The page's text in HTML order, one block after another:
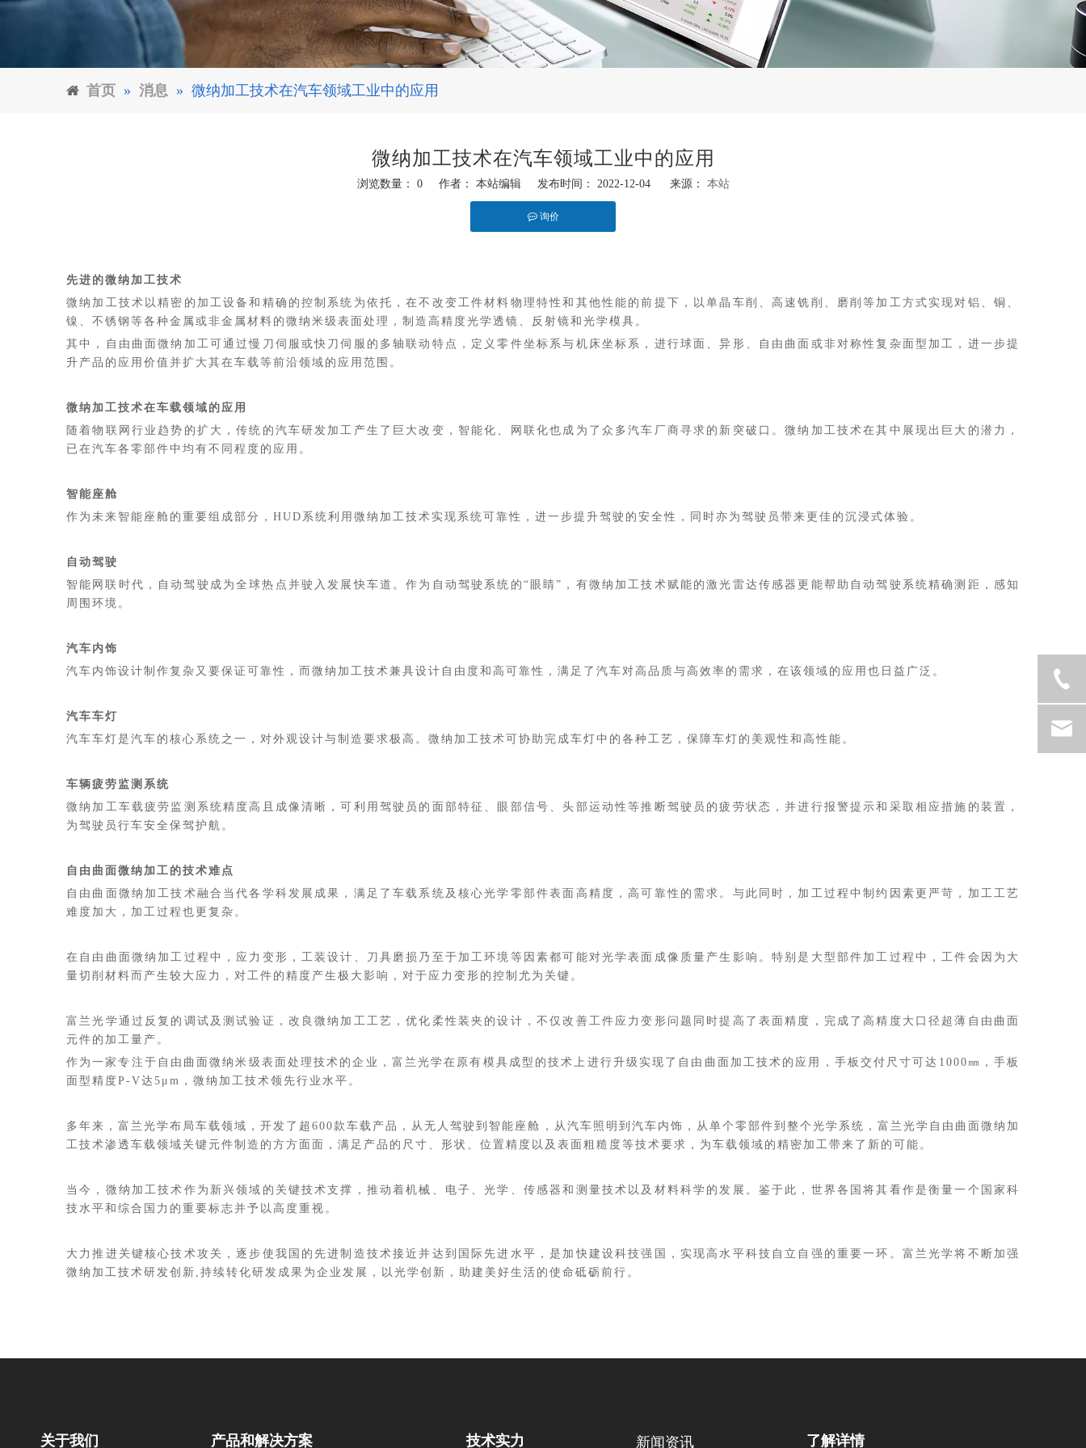
首页 » 消息 » 微纳加工技术在汽车领域工业中的应用
微纳加工技术在汽车领域工业中的应用
浏览数量： 0作者： 本站编辑 发布时间： 2022-12-04 来源： 本站
询价
先进的微纳加工技术
微纳加工技术以精密的加工设备和精确的控制系统为依托，在不改变工件材料物理特性和其他性能的前提下，以单晶车削、高速铣削、磨削等加工方式实现对铝、铜、
镍、不锈钢等各种金属或非金属材料的微纳米级表面处理，制造高精度光学透镜、反射镜和光学模具。
其中，自由曲面微纳加工可通过慢刀伺服或快刀伺服的多轴联动特点，定义零件坐标系与机床坐标系，进行球面、异形、自由曲面或非对称性复杂面型加工，进一步提
升产品的应用价值并扩大其在车载等前沿领域的应用范围。
微纳加工技术在车载领域的应用
随着物联网行业趋势的扩大，传统的汽车研发加工产生了巨大改变，智能化、网联化也成为了众多汽车厂商寻求的新突破口。微纳加工技术在其中展现出巨大的潜力，
已在汽车各零部件中均有不同程度的应用。
智能座舱
作为未来智能座舱的重要组成部分，HUD系统利用微纳加工技术实现系统可靠性，进一步提升驾驶的安全性，同时亦为驾驶员带来更佳的沉浸式体验。
自动驾驶
智能网联时代，自动驾驶成为全球热点并驶入发展快车道。作为自动驾驶系统的“眼睛”，有微纳加工技术赋能的激光雷达传感器更能帮助自动驾驶系统精确测距，感知
周围环境。
汽车内饰
汽车内饰设计制作复杂又要保证可靠性，而微纳加工技术兼具设计自由度和高可靠性，满足了汽车对高品质与高效率的需求，在该领域的应用也日益广泛。
汽车车灯
汽车车灯是汽车的核心系统之一，对外观设计与制造要求极高。微纳加工技术可协助完成车灯中的各种工艺，保障车灯的美观性和高性能。
车辆疲劳监测系统
微纳加工车载疲劳监测系统精度高且成像清晰，可利用驾驶员的面部特征、眼部信号、头部运动性等推断驾驶员的疲劳状态，并进行报警提示和采取相应措施的装置，
为驾驶员行车安全保驾护航。
自由曲面微纳加工的技术难点
自由曲面微纳加工技术融合当代各学科发展成果，满足了车载系统及核心光学零部件表面高精度，高可靠性的需求。与此同时，加工过程中制约因素更严苛，加工工艺
难度加大，加工过程也更复杂。
在自由曲面微纳加工过程中，应力变形，工装设计、刀具磨损乃至于加工环境等因素都可能对光学表面成像质量产生影响。特别是大型部件加工过程中，工件会因为大
量切削材料而产生较大应力，对工件的精度产生极大影响，对于应力变形的控制尤为关键。
富兰光学通过反复的调试及测试验证，改良微纳加工工艺，优化柔性装夹的设计，不仅改善工件应力变形问题同时提高了表面精度，完成了高精度大口径超薄自由曲面
元件的加工量产。
作为一家专注于自由曲面微纳米级表面处理技术的企业，富兰光学在原有模具成型的技术上进行升级实现了自由曲面加工技术的应用，手板交付尺寸可达1000㎜，手板
面型精度P-V达5μm，微纳加工技术领先行业水平。
多年来，富兰光学布局车载领域，开发了超600款车载产品，从无人驾驶到智能座舱，从汽车照明到汽车内饰，从单个零部件到整个光学系统，富兰光学自由曲面微纳加
工技术渗透车载领域关键元件制造的方方面面，满足产品的尺寸、形状、位置精度以及表面粗糙度等技术要求，为车载领域的精密加工带来了新的可能。
当今，微纳加工技术作为新兴领域的关键技术支撑，推动着机械、电子、光学、传感器和测量技术以及材料科学的发展。鉴于此，世界各国将其看作是衡量一个国家科
技水平和综合国力的重要标志并予以高度重视。
大力推进关键核心技术攻关，逐步使我国的先进制造技术接近并达到国际先进水平，是加快建设科技强国，实现高水平科技自立自强的重要一环。富兰光学将不断加强
微纳加工技术研发创新,持续转化研发成果为企业发展，以光学创新，助建美好生活的使命砥砺前行。
关于我们 产品和解决方案 技术实力 新闻资讯 了解详情